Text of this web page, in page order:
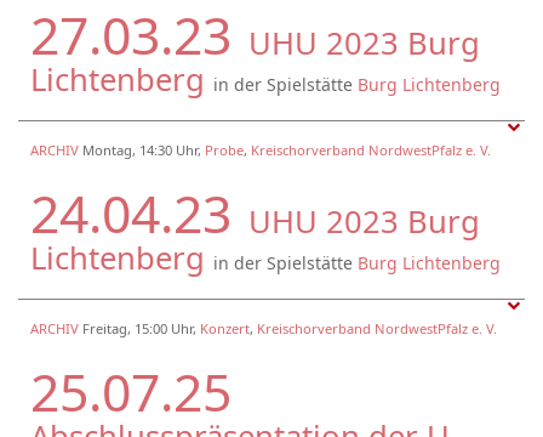
27.03.23 UHU 2023 Burg
Lichtenberg in der Spielstätte Burg Lichtenberg
ARCHIV Montag, 14:30 Uhr, Probe, Kreischorverband NordwestPfalz e. V.
24.04.23 UHU 2023 Burg
Lichtenberg in der Spielstätte Burg Lichtenberg
ARCHIV Freitag, 15:00 Uhr, Konzert, Kreischorverband NordwestPfalz e. V.
25.07.25